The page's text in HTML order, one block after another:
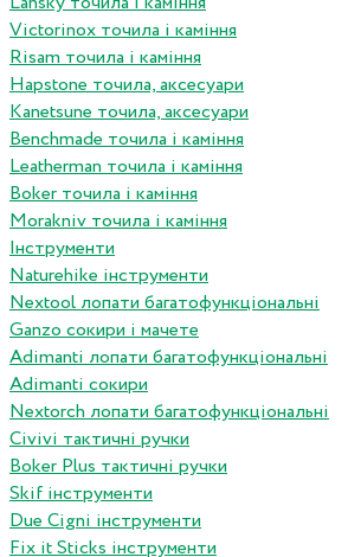
Victorinox точила і каміння
Risam точила і каміння
Hapstone точила, аксесуари
Kanetsune точила, аксесуари
Benchmade точила і каміння
Leatherman точила і каміння
Boker точила і каміння
Morakniv точила і каміння
Інструменти
Naturehike інструменти
Nextool лопати багатофункціональні
Ganzo сокири і мачете
Adimanti лопати багатофункціональні
Adimanti сокири
Nextorch лопати багатофункціональні
Сivivi тактичні ручки
Boker Plus тактичні ручки
Skif інструменти
Due Cigni інструменти
Fix it Sticks інструменти